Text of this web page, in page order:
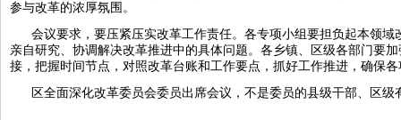
参与改革的浓厚氛围。
会议要求，要压紧压实改革工作责任。各专项小组要担负起本领
亲自研究、协调解决改革推进中的具体问题。各乡镇、区级各部门要
接，把握时间节点，对照改革台账和工作要点，抓好工作推进，确保
区全面深化改革委员会委员出席会议，不是委员的县级干部、区